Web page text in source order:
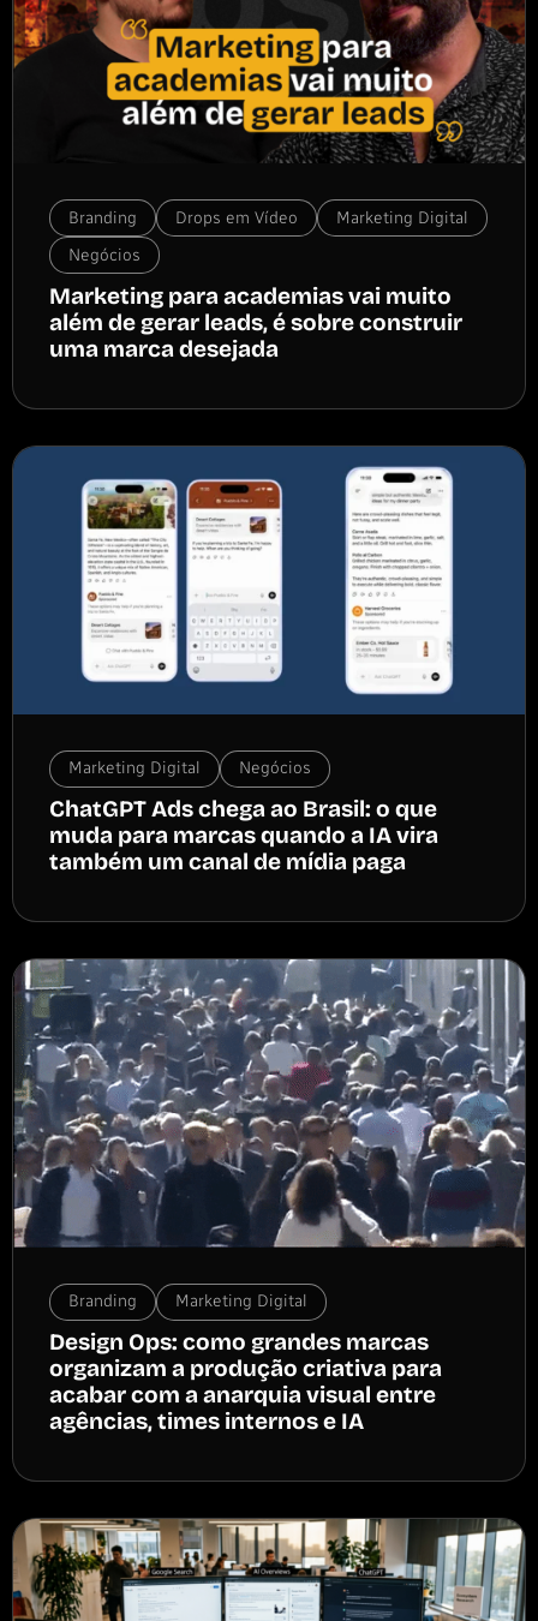
Branding Drops em Vídeo
Marketing Digital
Negócios
Marketing para academias vai muito
além de gerar leads, é sobre construir
uma marca desejada
Marketing Digital Negócios
ChatGPT Ads chega ao Brasil: o que
muda para marcas quando a IA vira
também um canal de mídia paga
Branding Marketing Digital
Design Ops: como grandes marcas
organizam a produção criativa para
acabar com a anarquia visual entre
agências, times internos e IA